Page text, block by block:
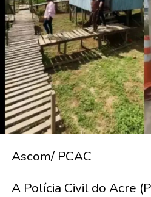
Ascom/ PCAC
A Polícia Civil do Acre